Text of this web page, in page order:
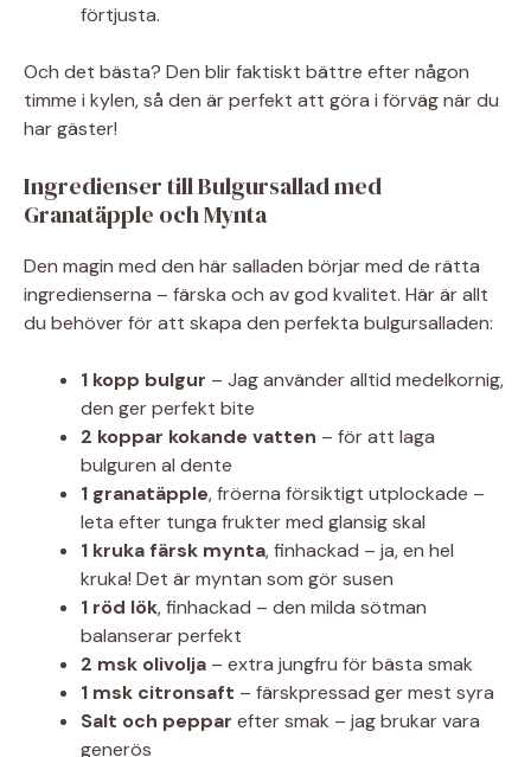
förtjusta.
Och det bästa? Den blir faktiskt bättre efter någon
timme i kylen, så den är perfekt att göra i förväg när du
har gäster!
Ingredienser till Bulgursallad med
Granatäpple och Mynta
Den magin med den här salladen börjar med de rätta
ingredienserna – färska och av god kvalitet. Här är allt
du behöver för att skapa den perfekta bulgursalladen:
1 kopp bulgur – Jag använder alltid medelkornig,
den ger perfekt bite
2 koppar kokande vatten – för att laga
bulguren al dente
1 granatäpple, fröerna försiktigt utplockade –
leta efter tunga frukter med glansig skal
1 kruka färsk mynta, finhackad – ja, en hel
kruka! Det är myntan som gör susen
1 röd lök, finhackad – den milda sötman
balanserar perfekt
2 msk olivolja – extra jungfru för bästa smak
1 msk citronsaft – färskpressad ger mest syra
Salt och peppar efter smak – jag brukar vara
generös